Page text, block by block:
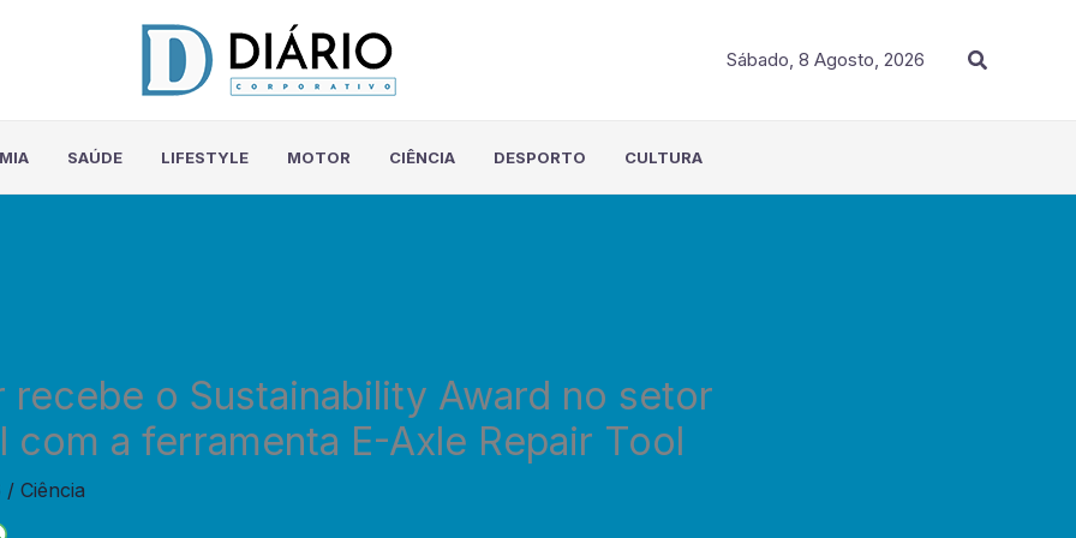
Sábado, 8 Agosto, 2026 Procurar
SAÚDE LIFESTYLE MOTOR CIÊNCIA DESPORTO CULTURA
recebe o Sustainability Award no setor
com a ferramenta E-Axle Repair Tool
/ Ciência